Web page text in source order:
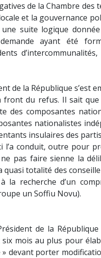
de la Chambre des
et la gouvernance
suite logique
ayant été
de la République s’est
du refus. Il sait
des composantes
nationalistes
insulaires des
l’a conduit, outre pour
pas faire sienne la
totalité des
la recherche d’un
un Soffiu Novu).
de la
six mois au plus pour
devant porter